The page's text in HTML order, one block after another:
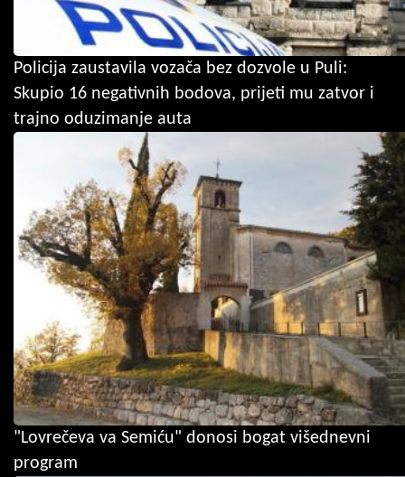
Policija zaustavila vozača bez dozvole u Puli:
Skupio 16 negativnih bodova, prijeti mu zatvor i
trajno oduzimanje auta
"Lovrečeva va Semiću" donosi bogat višednevni
program